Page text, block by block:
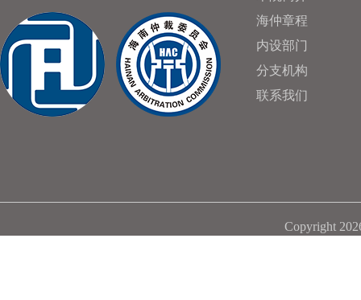
海仲章程
内设部门
分支机构
联系我们
Copyright